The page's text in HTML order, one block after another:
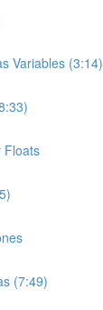
Variables (3:14)
Floats
(7:49)